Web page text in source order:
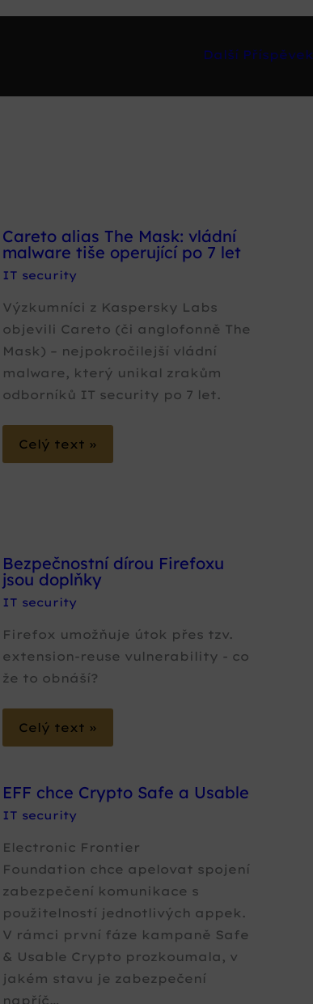
Další Příspěvek
Careto alias The Mask: vládní
malware tiše operující po 7 let
IT security
Výzkumníci z Kaspersky Labs
objevili Careto (či anglofonně The
Mask) – nejpokročilejší vládní
malware, který unikal zrakům
odborníků IT security po 7 let.
Celý text »
Bezpečnostní dírou Firefoxu
jsou doplňky
IT security
Firefox umožňuje útok přes tzv.
extension-reuse vulnerability - co
že to obnáší?
Celý text »
EFF chce Crypto Safe a Usable
IT security
Electronic Frontier
Foundation chce apelovat spojení
zabezpečení komunikace s
použitelností jednotlivých appek.
V rámci první fáze kampaně Safe
& Usable Crypto prozkoumala, v
jakém stavu je zabezpečení
napříč…